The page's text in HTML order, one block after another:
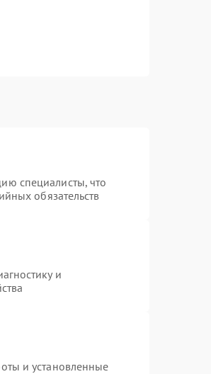
специалисты, что
обязательств
и
и установленные